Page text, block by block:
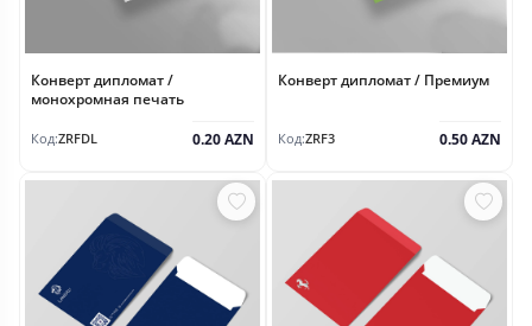
Конверт дипломат /
монохромная печать
Код:ZRFDL 0.20 AZN
Конверт дипломат / Премиум
Код:ZRF3 0.50 AZN